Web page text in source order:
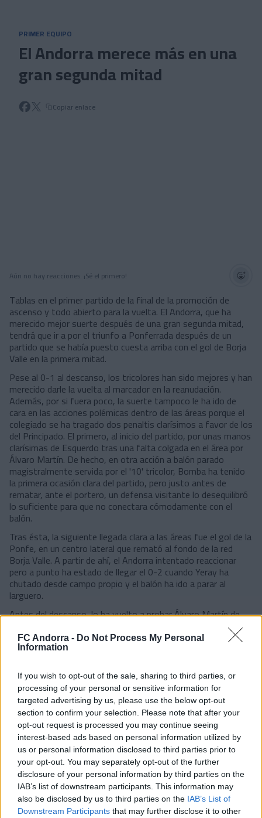
FC Andorra - Do Not Process My Personal
Information
If you wish to opt-out of the sale, sharing to third parties, or
processing of your personal or sensitive information for
targeted advertising by us, please use the below opt-out
section to confirm your selection. Please note that after your
opt-out request is processed you may continue seeing
interest-based ads based on personal information utilized by
us or personal information disclosed to third parties prior to
your opt-out. You may separately opt-out of the further
disclosure of your personal information by third parties on the
IAB’s list of downstream participants. This information may
also be disclosed by us to third parties on the IAB’s List of
Downstream Participants that may further disclose it to other
PRIMER EQUIPO
El Andorra merece más en una
gran segunda mitad
Copiar enlace
Aún no hay reacciones. ¡Sé el primero!
Tablas en el primer partido de la final de la promoción de
ascenso y todo abierto para la vuelta. El Andorra, que ha
merecido mejor suerte después de una gran segunda mitad,
tendrá que ir a por el triunfo a Ponferrada después de un
partido que se había puesto cuesta arriba con el gol de Borja
Valle en la primera mitad.
Pese al 0-1 al descanso, los tricolores han sido mejores y han
merecido darle la vuelta al marcador en la reanudación.
Además, por si fuera poco, la suerte tampoco le ha ido de
cara en las acciones polémicas dentro de las áreas porque el
colegiado se ha tragado dos penaltis clarísimos a favor de los
del Principado. El primero, al inicio del partido, por unas manos
clarísimas de Esquerdo tras una falta colgada en el área por
Álvaro Martín. De hecho, en otra acción a balón parado
magistralmente servida por el '10' tricolor, Bomba ha tenido
la primera ocasión clara del partido, pero justo antes de
rematar, ante el portero, un defensa visitante lo desequilibró
lo suficiente para que no conectara cómodamente con el
balón.
Tras ésta, la siguiente llegada clara a las áreas fue el gol de la
Ponfe, en un centro lateral que remató al fondo de la red
Borja Valle. A partir de ahí, el Andorra intentado reaccionar
pero a punto ha estado de llegar el 0-2 cuando Yeray ha
chutado desde campo propio y el balón ha ido a parar al
larguero.
Antes del descanso, lo ha vuelto a probar Álvaro Martín de
falta directa, pero en la reanudación es cuando ha llegado el
mejor momento tricolor. Nada más empezar, Josep Cerdà ha
conectado muy bien con Lauti que, cuando se plantaba solo
nuevamente, el árbitro se ha desentendido de la acción y no
ha querido señalar el punto de penalti.
Tras esta jugada, lo ha vuelto a probar Lauti y, finalmente, en
el 66', ha llegado el empate obra de Manu Nieto, que ha
recogido un balón muerto en el área tras un buen disparo de
Sergio Molina. Con el empate, el duelo aún hacía más bajada
para los de Beto Company, que lo han intentado hasta el final
ante una Ponfe a la que no le ha quedado más remedio que
situarse con defensa de cinco y aguantar el temporal. Tuvo la
fortuna de su banda porque un disparo de Molina, después de
una gran jugada colectiva, fue a parar al palo y el marcador ya
no se movió.